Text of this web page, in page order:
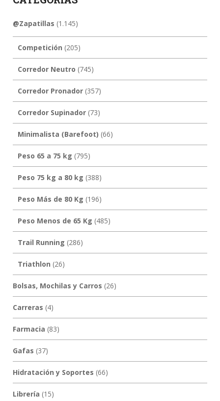
@Zapatillas (1.145)
Competición (205)
Corredor Neutro (745)
Corredor Pronador(357)
Corredor Supinador(73)
Minimalista (Barefoot) (66)
Peso 65 a 75 kg (795)
Peso 75 kg a 80 kg (388)
Peso Más de 80 Kg (196)
Peso Menos de 65 Kg (485)
Trail Running (286)
Triathlon (26)
Bolsas, Mochilas y Carros (26)
Carreras (4)
Farmacia (83)
Gafas (37)
Hidratación y Soportes (66)
Librería (15)